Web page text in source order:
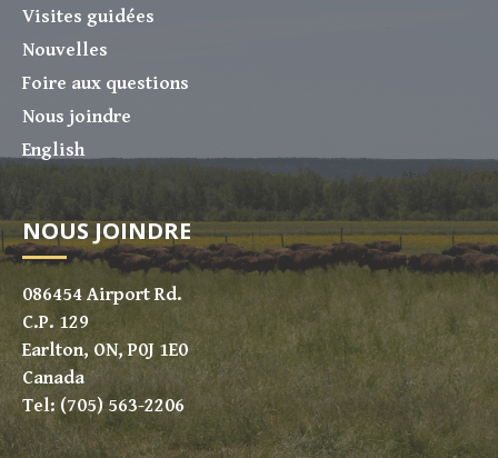
Visites guidées
Nouvelles
Foire aux questions
Nous joindre
English
NOUS JOINDRE
086454 Airport Rd.
C.P. 129
Earlton, ON, P0J 1E0
Canada
Tel: (705) 563-2206